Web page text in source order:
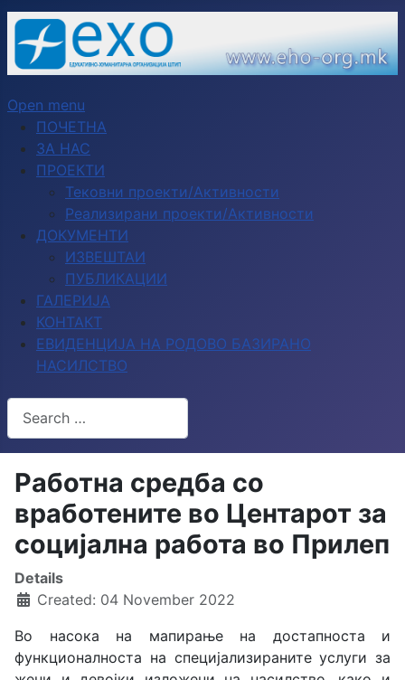
Open menu
ПОЧЕТНА
ЗА НАС
ПРОЕКТИ
Тековни проекти/Активности
Реализирани проекти/Активности
ДОКУМЕНТИ
ИЗВЕШТАИ
ПУБЛИКАЦИИ
ГАЛЕРИЈА
КОНТАКТ
ЕВИДЕНЦИЈА НА РОДОВО БАЗИРАНО
НАСИЛСТВО
Search
Type 2 or more characters for results.
Работна средба со
вработените во Центарот за
социјална работа во Прилеп
Details
Created: 04 November 2022
Во насока на мапирање на достапноста и
функционалноста на специјализираните услуги за